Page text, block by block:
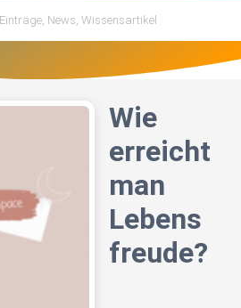
Wie
erreicht
man
Lebens
freude?